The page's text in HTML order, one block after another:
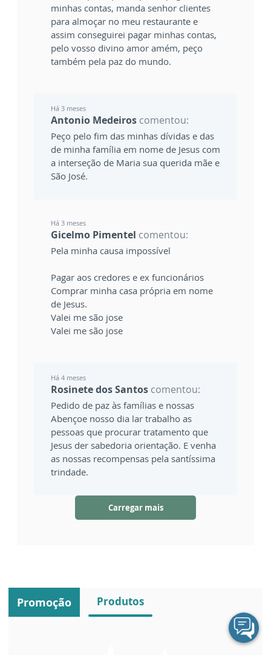
minhas contas, manda senhor clientes
para almoçar no meu restaurante e
assim conseguirei pagar minhas contas,
pelo vosso divino amor amém, peço
também pela paz do mundo.
Há 3 meses
Antonio Medeiros comentou:
Peço pelo fim das minhas dívidas e das
de minha família em nome de Jesus com
a interseção de Maria sua querida mãe e
São José.
Há 3 meses
Gicelmo Pimentel comentou:
Pela minha causa impossível
Pagar aos credores e ex funcionários
Comprar minha casa própria em nome
de Jesus.
Valei me são jose
Valei me são jose
Há 4 meses
Rosinete dos Santos comentou:
Pedido de paz às famílias e nossas
Abençoe nosso dia lar trabalho as
pessoas que procurar tratamento que
Jesus der sabedoria orientação. E venha
as nossas recompensas pela santíssima
trindade.
Carregar mais
Promoção Produtos